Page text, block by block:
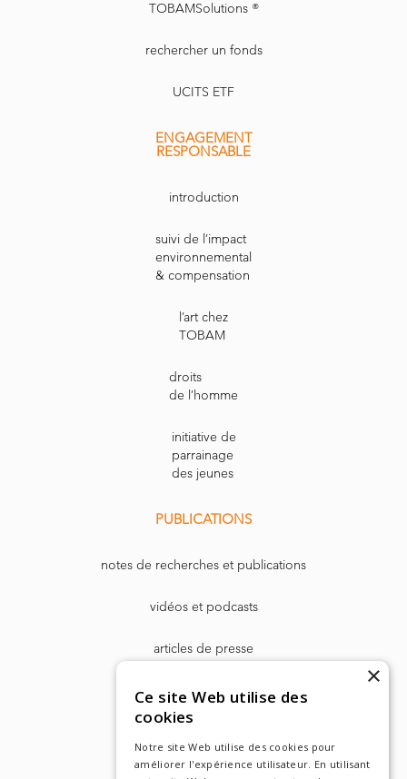
TOBAMSolutions ®
rechercher un fonds
UCITS ETF
ENGAGEMENT
RESPONSABLE
introduction
suivi de l’impact
environnemental
& compensation
l’art chez
TOBAM
droits
de l’homme
initiative de
parrainage
des jeunes
PUBLICATIONS
notes de recherches et publications
vidéos et podcasts
articles de presse
Dr. Harry Markowitz
×
Ce site Web utilise des
cookies
Notre site Web utilise des cookies pour
améliorer l'expérience utilisateur. En utilisant